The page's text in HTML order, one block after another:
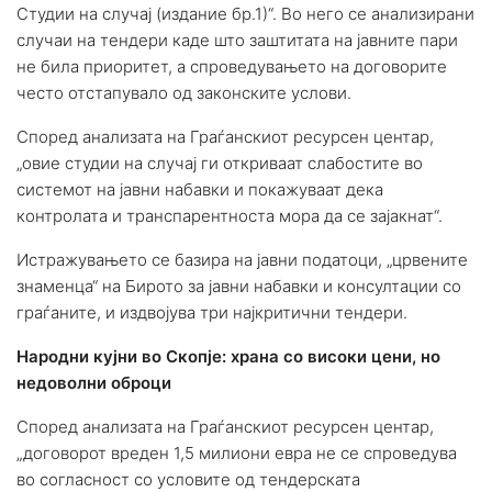
Студии на случај (издание бр.1)“. Во него се анализирани
случаи на тендери каде што заштитата на јавните пари
не била приоритет, а спроведувањето на договорите
често отстапувало од законските услови.
Според анализата на Граѓанскиот ресурсен центар,
„овие студии на случај ги откриваат слабостите во
системот на јавни набавки и покажуваат дека
контролата и транспарентноста мора да се зајакнат“.
Истражувањето се базира на јавни податоци, „црвените
знаменца“ на Бирото за јавни набавки и консултации со
граѓаните, и издвојува три најкритични тендери.
Народни кујни во Скопје: храна со високи цени, но
недоволни оброци
Според анализата на Граѓанскиот ресурсен центар,
„договорот вреден 1,5 милиони евра не се спроведува
во согласност со условите од тендерската